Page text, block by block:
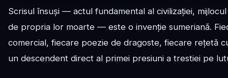
Scrisul însuși — actul fundamental al civilizației,
de propria lor moarte — este o invenție sumeriană.
comercial, fiecare poezie de dragoste, fiecare rețetă
un descendent direct al primei presiuni a trestiei pe